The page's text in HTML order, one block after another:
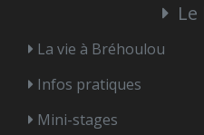
Le
La vie à Bréhoulou
Infos pratiques
Mini-stages